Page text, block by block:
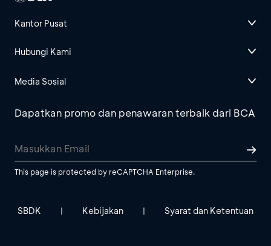
Kantor Pusat
Hubungi Kami
Media Sosial
Dapatkan promo dan penawaran terbaik dari BCA
This page is protected by reCAPTCHA Enterprise.
SBDK | Kebijakan | Syarat dan Ketentuan